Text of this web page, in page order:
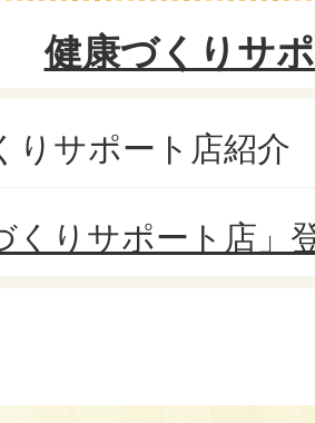
健康づくりサ
りサポート店紹介
くりサポート店」